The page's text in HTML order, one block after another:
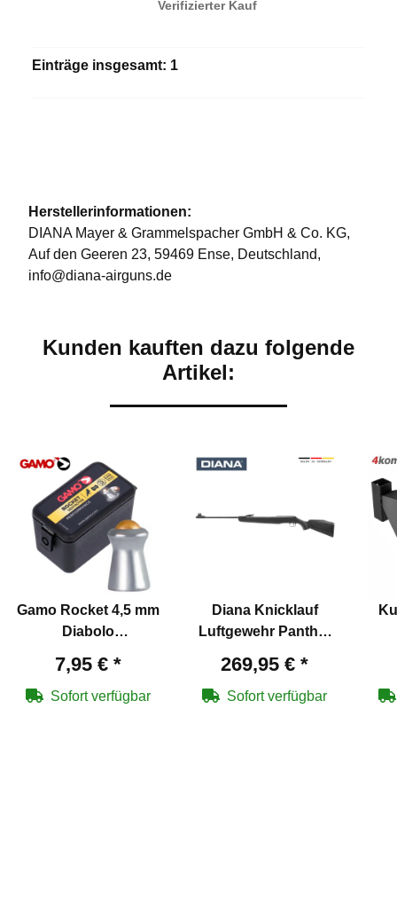
Verifizierter Kauf
Einträge insgesamt: 1
Herstellerinformationen:
DIANA Mayer & Grammelspacher GmbH & Co. KG,
Auf den Geeren 23, 59469 Ense, Deutschland,
info@diana-airguns.de
Kunden kauften dazu folgende
Artikel:
Gamo Rocket 4,5 mm
Diabolo
7,95 € *
Sofort verfügbar
Diana Knicklauf
Luftgewehr Panther
5,5 mm Diabolo (P18)
269,95 € *
Sofort verfügbar